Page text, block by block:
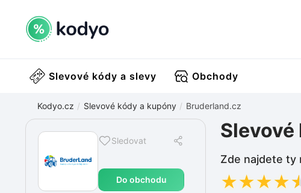
Slevové kódy a slevy Obchody
Kodyo.cz Slevové kódy a kupóny Bruderland.cz
Sledovat
Do obchodu
Zde najdete ty
★★★★